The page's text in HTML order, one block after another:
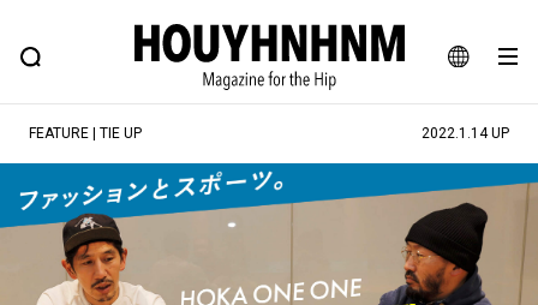
JA
EN
FEATURE BLOG SNAP
ヒップなファッション、カルチャー、ライフスタイルWEBマガジン
#注目のタグ
#SHOPPING ADDICT
FEATURE | TIE UP 2022.1.14 UP